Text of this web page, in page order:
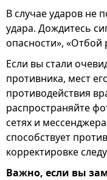
В случае ударов не
удара. Дождитесь
опасности», «Отбой
Если вы стали
противника, мест
противодействия
распространяйте
сетях и
способствует
корректировке
Важно, если вы